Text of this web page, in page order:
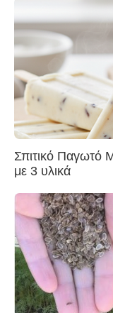
Σπιτικό Παγωτό
με 3 υλικά